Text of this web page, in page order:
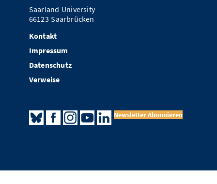
Saarland University
66123 Saarbrücken
Kontakt
Impressum
Datenschutz
Verweise
Newsletter Abonnieren